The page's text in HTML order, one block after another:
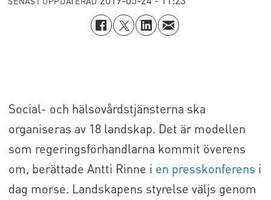
Social- och hälsovårdstjänsterna ska
organiseras av 18 landskap. Det är modellen
som regeringsförhandlarna kommit överens
om, berättade Antti Rinne i en presskonferens i
dag morse. Landskapens styrelse väljs genom